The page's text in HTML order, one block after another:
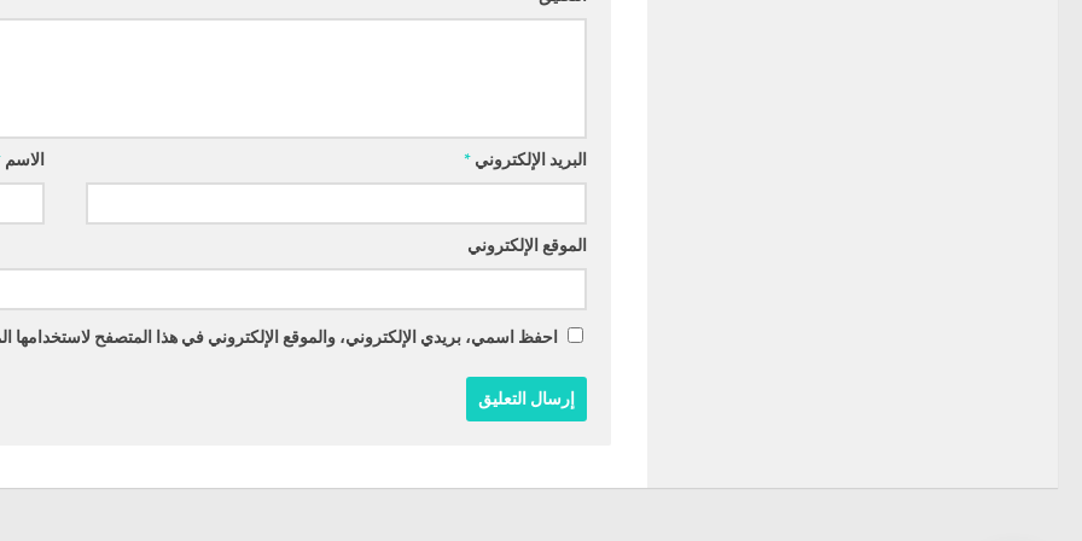
الاسم البريد الإلكتروني *
الموقع الإلكتروني
احفظ اسمي، بريدي الإلكتروني، والموقع الإلكتروني في هذا المتصفح لاستخدامها